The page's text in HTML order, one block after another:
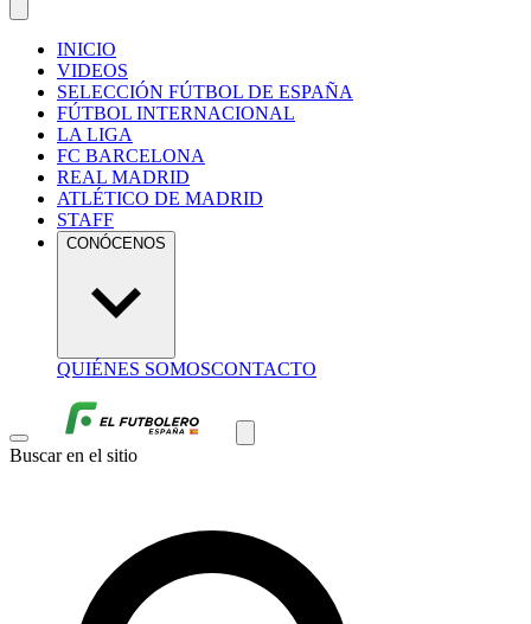
INICIO
VIDEOS
SELECCIÓN FÚTBOL DE ESPAÑA
FÚTBOL INTERNACIONAL
LA LIGA
FC BARCELONA
REAL MADRID
ATLÉTICO DE MADRID
STAFF
CONÓCENOS
QUIÉNES SOMOSCONTACTO
Buscar en el sitio